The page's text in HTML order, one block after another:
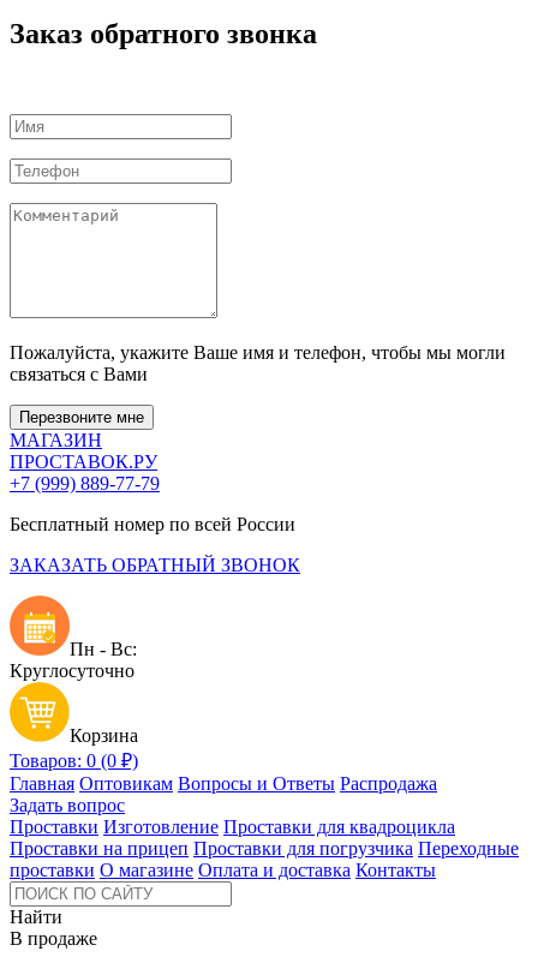
Заказ обратного звонка
Пожалуйста, укажите Ваше имя и телефон, чтобы мы могли
связаться с Вами
Перезвоните мне
МАГАЗИН
ПРОСТАВОК.РУ
+7 (999) 889-77-79
Бесплатный номер по всей России
ЗАКАЗАТЬ ОБРАТНЫЙ ЗВОНОК
Пн - Вс:
Круглосуточно
Корзина
Товаров: 0 (0 ₽)
Главная Оптовикам Вопросы и Ответы Распродажа
Задать вопрос
Проставки Изготовление Проставки для квадроцикла
Проставки на прицеп Проставки для погрузчика Переходные
проставки О магазине Оплата и доставка Контакты
Найти
В продаже